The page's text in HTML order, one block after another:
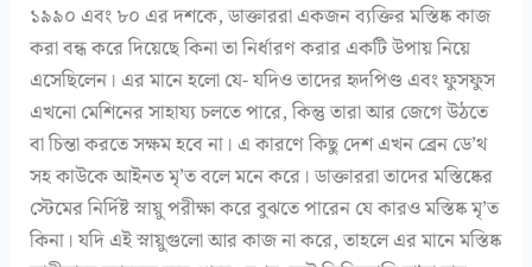
১৯৯০ এবং ৮০ এর দশকে, ডাক্তাররা একজন ব্যক্তির মস্তিষ্ক কাজ
করা বন্ধ করে দিয়েছে কিনা তা নির্ধারণ করার একটি উপায় নিয়ে
এসেছিলেন। এর মানে হলো যে- যদিও তাদের হৃদপিণ্ড এবং ফুসফুস
এখনো মেশিনের সাহায্য চলতে পারে, কিন্তু তারা আর জেগে উঠতে
বা চিন্তা করতে সক্ষম হবে না। এ কারণে কিছু দেশ এখন ব্রেন ডে’থ
সহ কাউকে আইনত মৃ’ত বলে মনে করে। ডাক্তাররা তাদের মস্তিষ্কের
স্টেমের নির্দিষ্ট স্নায়ু পরীক্ষা করে বুঝতে পারেন যে কারও মস্তিষ্ক মৃ’ত
কিনা। যদি এই স্নায়ুগুলো আর কাজ না করে, তাহলে এর মানে মস্তিষ্ক